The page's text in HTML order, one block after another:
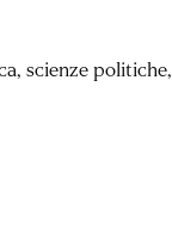
scienze politiche,